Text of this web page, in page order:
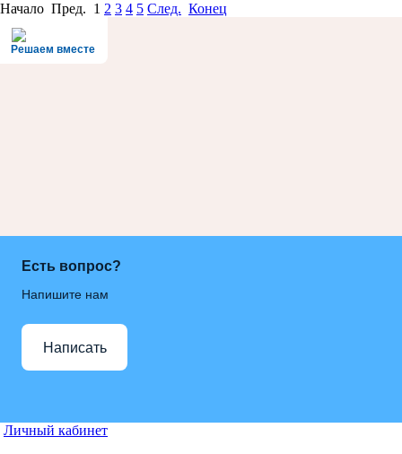
Начало Пред. 1 2 3 4 5 След. Конец
Решаем вместе
Есть вопрос?
Напишите нам
Написать
Личный кабинет